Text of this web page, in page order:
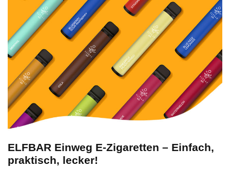
ELFBAR Einweg E-Zigaretten – Einfach,
praktisch, lecker!